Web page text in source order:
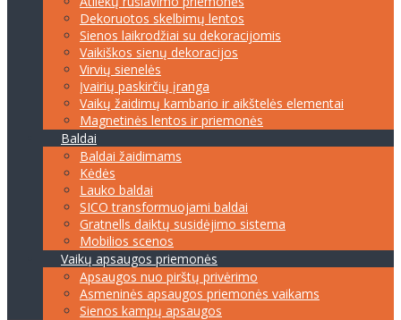
Dekoruotos skelbimų lentos
Sienos laikrodžiai su dekoracijomis
Vaikiškos sienų dekoracijos
Virvių sienelės
Įvairių paskirčių įranga
Vaikų žaidimų kambario ir aikštelės elementai
Magnetinės lentos ir priemonės
Baldai
Baldai žaidimams
Kėdės
Lauko baldai
SICO transformuojami baldai
Gratnells daiktų susidėjimo sistema
Mobilios scenos
Vaikų apsaugos priemonės
Apsaugos nuo pirštų privėrimo
Asmeninės apsaugos priemonės vaikams
Sienos kampų apsaugos